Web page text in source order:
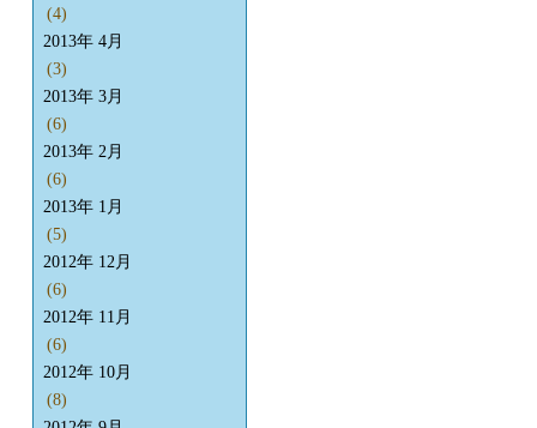
(4)
2013年 4月
(3)
2013年 3月
(6)
2013年 2月
(6)
2013年 1月
(5)
2012年 12月
(6)
2012年 11月
(6)
2012年 10月
(8)